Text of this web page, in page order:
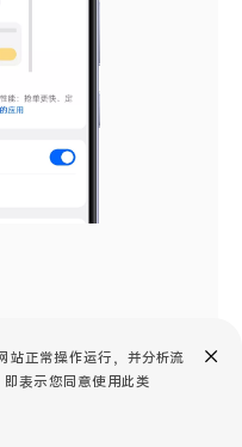
站正常操作运行，并分析流
表示您同意使用此类